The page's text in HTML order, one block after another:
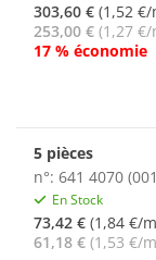
303,60 € (1,52 €/
253,00 € (1,27
17 % économie
5 pièces
n°: 641 4070
En Stock
73,42 € (1,84 €/
61,18 € (1,53 €/